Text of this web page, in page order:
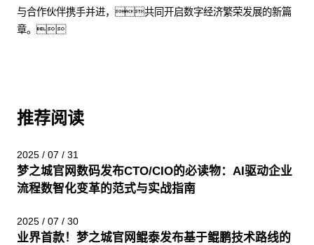
与合作伙伴携手并进，共同开启数字经济繁荣发展的新篇
章。
推荐阅读
2025 / 07 / 31
梦之城官网数码发布CTO/CIO的必读物：AI驱动企业
流程数智化变革的范式与实战指南
2025 / 07 / 30
业界首款！梦之城官网鲲泰发布基于鲲鹏技术路线的